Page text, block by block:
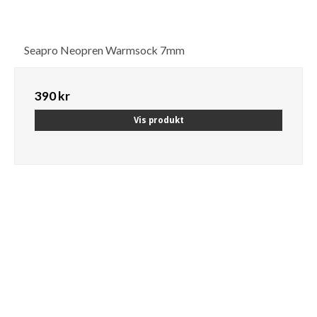
Seapro Neopren Warmsock 7mm
390 kr
Vis produkt